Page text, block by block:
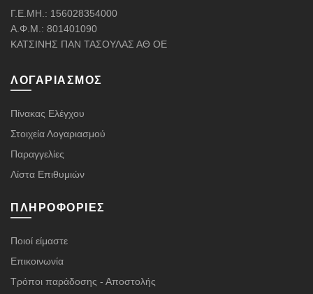
Γ.Ε.ΜΗ.: 156028354000
Α.Φ.Μ.: 801401090
ΚΑΤΣΙΝΗΣ ΠΑΝ ΤΑΣΟΥΛΑΣ ΑΘ ΟΕ
ΛΟΓΑΡΙΑΣΜΌΣ
Πίνακας Ελέγχου
Στοιχεία Λογαριασμού
Παραγγελίες
Λίστα Επιθυμιών
ΠΛΗΡΟΦΟΡΊΕΣ
Ποιοί είμαστε
Επικοινωνία
Τρόποι παράδοσης - Αποστολής